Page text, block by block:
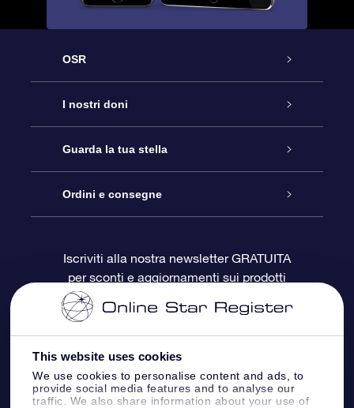
This website uses cookies
We use cookies to personalise content and ads, to
provide social media features and to analyse our
traffic. We also share information about your use of
OSR
Assistenza
Contattaci
Blog
OSR Recensioni
I nostri doni
Online Star Gift
Pacchetto regalo OSR
Gift Card OSR
Doni aziendali
Guarda la tua stella
Registro stellare
Star Page personalizzata
One Million Stars
OSR Starsaver
Ordini e consegne
Informazioni di Pagamento
Politica di reso
Iscriviti alla nostra newsletter GRATUITA
per sconti e aggiornamenti sui prodotti